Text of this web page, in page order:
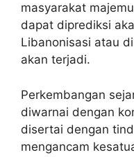
masyarakat
dapat diprediksi
Libanonisasi atau
akan terjadi.
Perkembangan
diwarnai dengan
disertai dengan
mengancam